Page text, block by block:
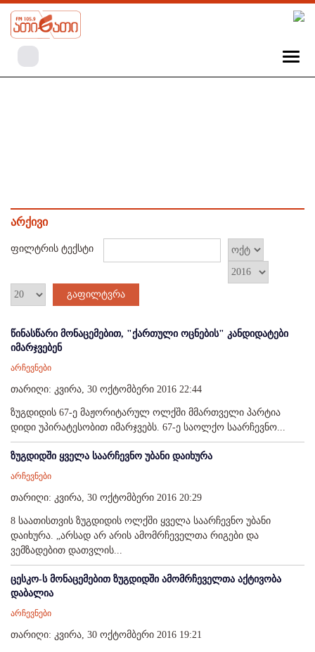
არქივი
ფილტრის ტექსტი
გაფილტვრა
წინასწარი მონაცემებით, "ქართული ოცნების" კანდიდატები
იმარჯვებენ
არჩევნები
თარიღი: კვირა, 30 ოქტომბერი 2016 22:44
ზუგდიდის 67-ე მაჟორიტარულ ოლქში მმართველი პარტია
დიდი უპირატესობით იმარჯვებს. 67-ე საოლქო საარჩევნო...
ზუგდიდში ყველა საარჩევნო უბანი დაიხურა
არჩევნები
თარიღი: კვირა, 30 ოქტომბერი 2016 20:29
8 საათისთვის ზუგდიდის ოლქში ყველა საარჩევნო უბანი
დაიხურა. „არსად არ არის ამომრჩეველთა რიგები და
ვემზადებით დათვლის...
ცესკო-ს მონაცემებით ზუგდიდში ამომრჩეველთა აქტივობა
დაბალია
არჩევნები
თარიღი: კვირა, 30 ოქტომბერი 2016 19:21